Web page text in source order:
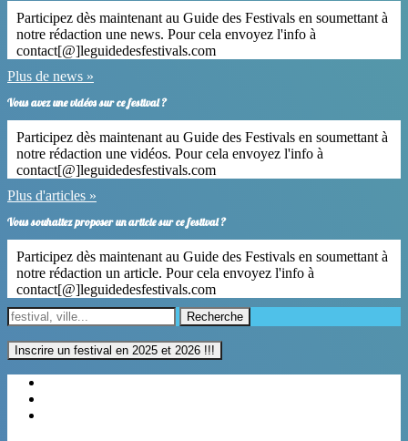
Participez dès maintenant au Guide des Festivals en soumettant à
notre rédaction une news. Pour cela envoyez l'info à
contact[@]leguidedesfestivals.com
Plus de news »
Vous avez une vidéos sur ce festival ?
Participez dès maintenant au Guide des Festivals en soumettant à
notre rédaction une vidéos. Pour cela envoyez l'info à
contact[@]leguidedesfestivals.com
Plus d'articles »
Vous souhaitez proposer un article sur ce festival ?
Participez dès maintenant au Guide des Festivals en soumettant à
notre rédaction un article. Pour cela envoyez l'info à
contact[@]leguidedesfestivals.com
Recherche
Inscrire un festival en 2025 et 2026 !!!